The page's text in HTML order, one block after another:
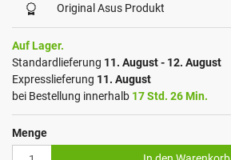
Original Asus Produkt
Auf Lager.
Standardlieferung 11. August - 12. August
Expresslieferung 11. August
bei Bestellung innerhalb 17 Std. 26 Min.
Menge